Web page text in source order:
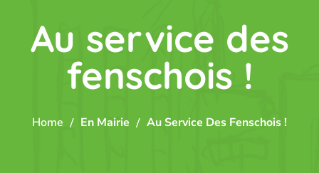
Au service des
fenschois !
Home En Mairie Au Service Des Fenschois !